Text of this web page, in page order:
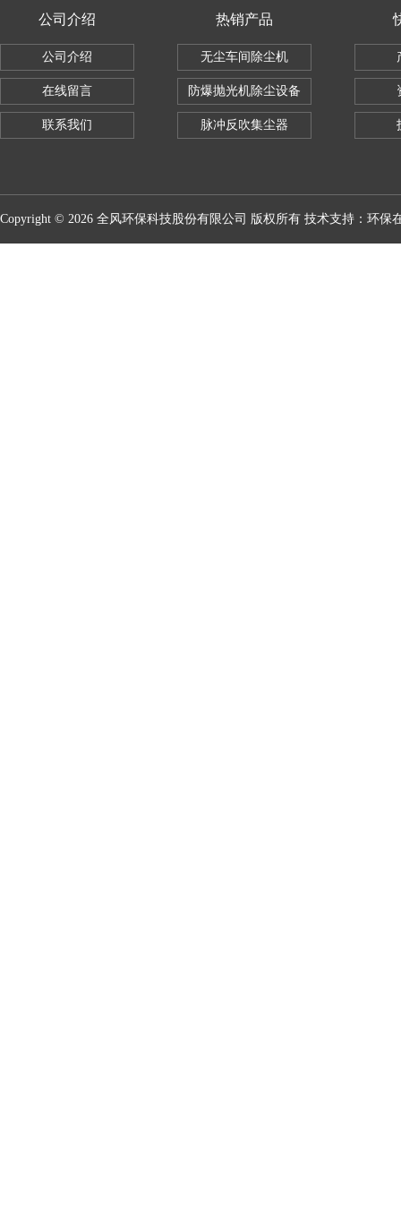
公司介绍
公司介绍
在线留言
联系我们
热销产品
无尘车间除尘机
防爆抛光机除尘设备
脉冲反吹集尘器
Copyright © 2026 全风环保科技股份有限公司 版权所有 技术支持： 环保